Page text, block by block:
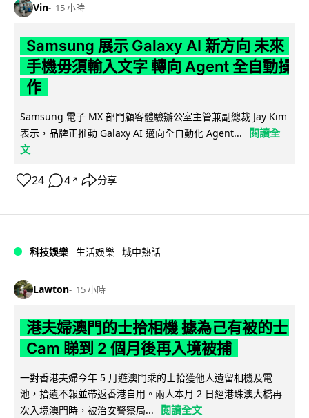
Vin 15 小時
Samsung 展示 Galaxy AI 新方向 未來
手機毋須輸入文字 轉向 Agent 全自動操
作
Samsung 電子 MX 部門顧客體驗辦公室主管兼副總裁 Jay Kim
表示，品牌正推動 Galaxy AI 邁向全自動化 Agent...
閱讀全
文
24 4 ↗ 分享
科技娛樂 生活娛樂 城中熱話
Lawton 15 小時
港夫婦澳門的士拾相機 據為己有被的士
Cam 睇到 2 個月後再入境被捕
一對香港夫婦今年 5 月遊澳門乘的士拾獲他人遺留相機及電
池，拾遺不報並帶返香港自用。兩人本月 2 日經港珠澳大橋再
次入境澳門時，被治安警察局...
閱讀全文